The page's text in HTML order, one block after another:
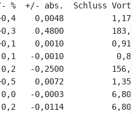
%  +/- abs.  Schluss
+0,4    0,0048
0,4800
+0,1    0,0010
-0,1   -0,0010
0,2   -0,2500
+0,5    0,0072
0,0   -0,0003
-0,2   -0,0114